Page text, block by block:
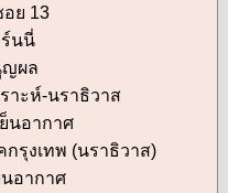
ย 13
นนี่
ญผล
าะห์-นราธิวาส
นอากาศ
รุงเทพ (นราธิวาส)
นอากาศ